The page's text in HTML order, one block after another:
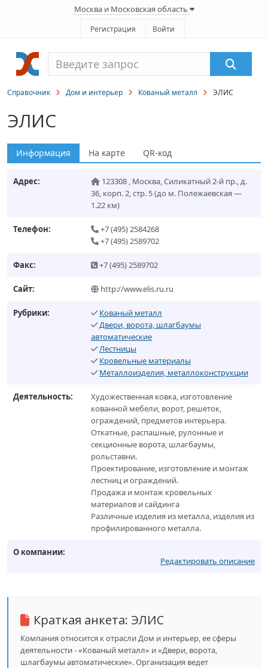
Москва и Московская область
Регистрация Войти
Справочник Дом и интерьер Кованый металл ЭЛИС
ЭЛИС
Информация На карте QR-код
Адрес: 123308 , Москва,Силикатный 2-й пр., д.
36, корп. 2, стр. 5(до м. Полежаевская —
1.22 км)
Телефон:
+7 (495) 2584268
+7 (495) 2589702
Факс: +7 (495) 2589702
Сайт: http://www.elis.ru.ru
Рубрики:
Кованый металл
Двери, ворота, шлагбаумы
автоматические
Лестницы
Кровельные материалы
Металлоизделия, металлоконструкции
Деятельность:
Художественная ковка, изготовление
кованной мебели, ворот, решеток,
ограждений, предметов интерьера.
Откатные, распашные, рулонные и
секционные ворота, шлагбаумы,
рольставни.
Проектирование, изготовление и монтаж
лестниц и ограждений.
Продажа и монтаж кровельных
материалов и сайдинга
Различные изделия из металла, изделия из
профилированного металла.
О компании:
Редактировать описание
Краткая анкета: ЭЛИС
Компания относится к отрасли Дом и интерьер, ее сферы
деятельности - «Кованый металл» и «Двери, ворота,
шлагбаумы автоматические». Организация ведет